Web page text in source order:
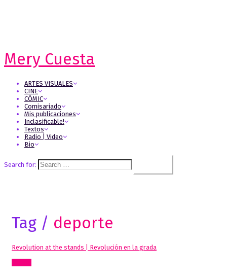
Mery Cuesta
ARTES VISUALES
CINE
CÓMIC
Comisariado
Mis publicaciones
Inclasificable!
Textos
Radio | Video
Bio
Search for:
Tag / deporte
Revolution at the stands | Revolución en la grada